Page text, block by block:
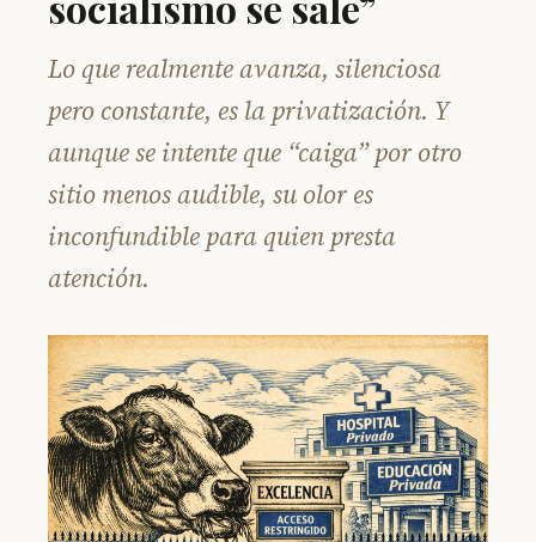
Lo que realmente avanza, silenciosa
pero constante, es la privatización. Y
aunque se intente que “caiga” por otro
sitio menos audible, su olor es
inconfundible para quien presta
atención.